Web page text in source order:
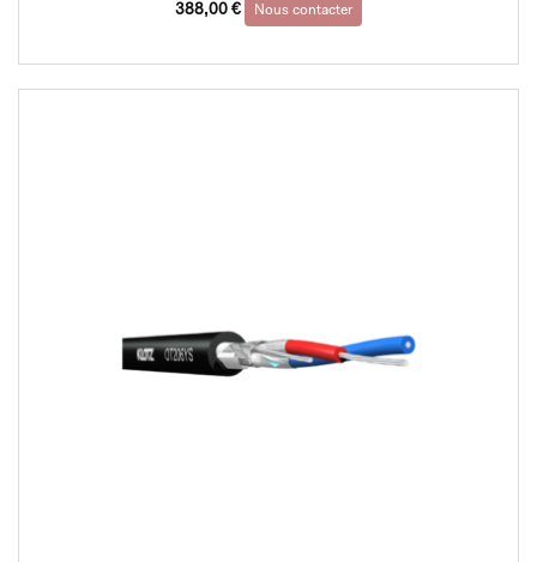
388,00 € Nous contacter